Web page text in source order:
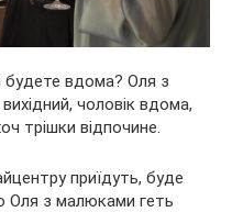
вдома? Оля з
чоловік вдома,
трішки відпочине.
приїдуть, буде
Оля з малюками геть